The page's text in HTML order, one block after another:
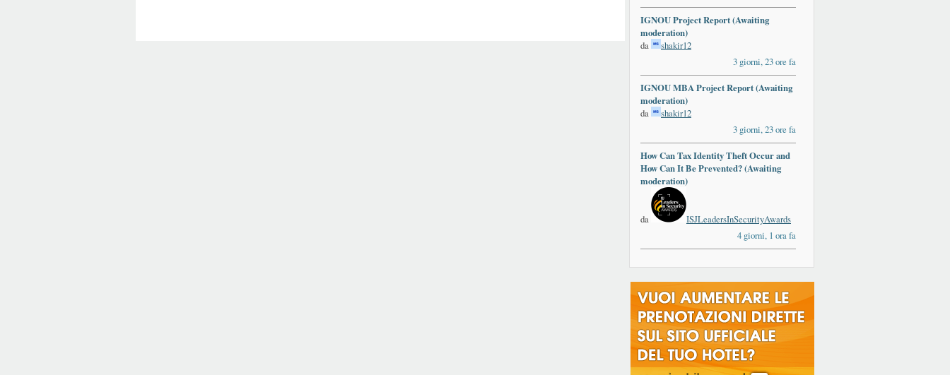
IGNOU Project Report (Awaiting
moderation)
da
shakir12
3 giorni, 23 ore fa
IGNOU MBA Project Report (Awaiting
moderation)
da
shakir12
3 giorni, 23 ore fa
How Can Tax Identity Theft Occur and
How Can It Be Prevented? (Awaiting
moderation)
da
ISJLeadersInSecurityAwards
4 giorni, 1 ora fa